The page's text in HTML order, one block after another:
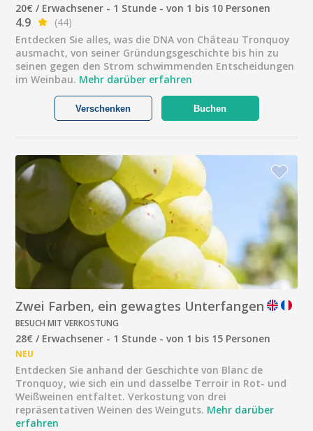
20€ / Erwachsener - 1 Stunde - von 1 bis 10 Personen
4.9
(44)
Entdecken Sie alles, was die DNA von Château Tronquoy
ausmacht, von seiner Gründungsgeschichte bis hin zu
seinen gegen den Strom schwimmenden Entscheidungen
im Weinbau. Mehr darüber erfahren
Buchen
Verschenken
Zwei Farben, ein gewagtes Unterfangen
BESUCH MIT VERKOSTUNG
28€ / Erwachsener - 1 Stunde - von 1 bis 15 Personen
NEU
Entdecken Sie anhand der Geschichte von Blanc de
Tronquoy, wie sich ein und dasselbe Terroir in Rot- und
Weißweinen entfaltet. Verkostung von drei
repräsentativen Weinen des Weinguts. Mehr darüber
erfahren